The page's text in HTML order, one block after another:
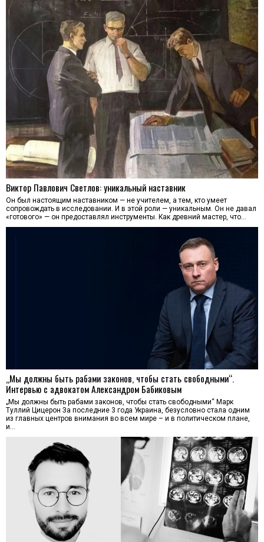
Виктор Павлович Светлов: уникальный наставник
Он был настоящим наставником — не учителем, а тем, кто умеет
сопровождать в исследовании. И в этой роли — уникальным. Он не давал
«готового» — он предоставлял инструменты. Как древний мастер, что…
„Мы должны быть рабами законов, чтобы стать свободными“.
Интервью с адвокатом Александром Бабиковым
„Мы должны быть рабами законов, чтобы стать свободными“ Марк
Туллий Цицерон За последние 3 года Украина, безусловно стала одним
из главных центров внимания во всем мире – и в политическом плане,
и…